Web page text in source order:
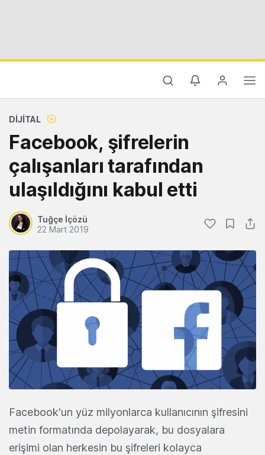
DIJITAL
Facebook, şifrelerin
çalışanları tarafından
ulaşıldığını kabul etti
Tuğçe İçözü
22 Mart 2019
Facebook'un yüz milyonlarca kullanıcının şifresini
metin formatında depolayarak, bu dosyalara
erişimi olan herkesin bu şifreleri kolayca